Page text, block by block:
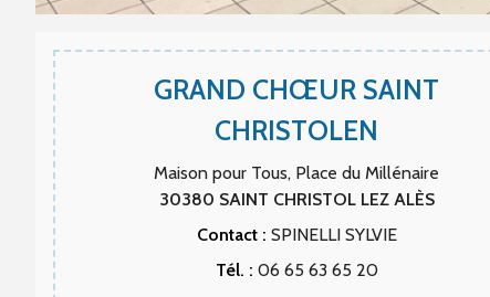
GRAND CHŒUR SAINT
CHRISTOLEN
Maison pour Tous, Place du Millénaire
30380 SAINT CHRISTOL LEZ ALÈS
Contact : SPINELLI SYLVIE
Tél. : 06 65 63 65 20